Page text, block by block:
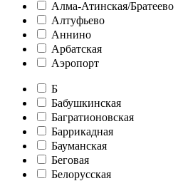
Алма-Атинская/Братеево
Алтуфьево
Аннино
Арбатская
Аэропорт
Б
Бабушкинская
Багратионовская
Баррикадная
Бауманская
Беговая
Белорусская